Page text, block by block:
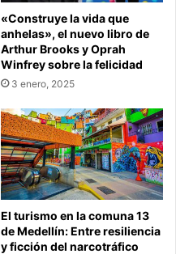
«Construye la vida que
anhelas», el nuevo libro de
Arthur Brooks y Oprah
Winfrey sobre la felicidad
3 enero, 2025
El turismo en la comuna 13
de Medellín: Entre resiliencia
y ficción del narcotráfico